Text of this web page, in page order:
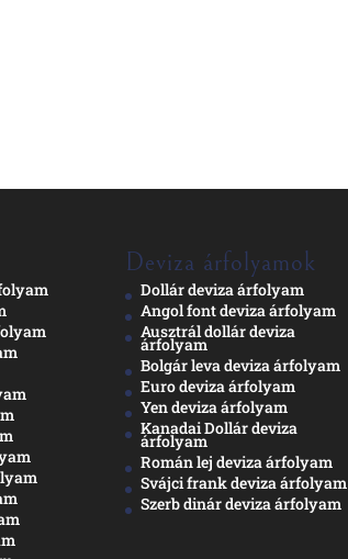
Deviza árfolyamok
Dollár deviza árfolyam
Angol font deviza árfolyam
Ausztrál dollár deviza
árfolyam
Bolgár leva deviza árfolyam
Euro deviza árfolyam
Yen deviza árfolyam
Kanadai Dollár deviza
árfolyam
Román lej deviza árfolyam
Svájci frank deviza árfolyam
Szerb dinár deviza árfolyam